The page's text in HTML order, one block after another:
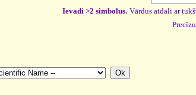
Ievadi >2 simbolus. Vārdus atdali ar